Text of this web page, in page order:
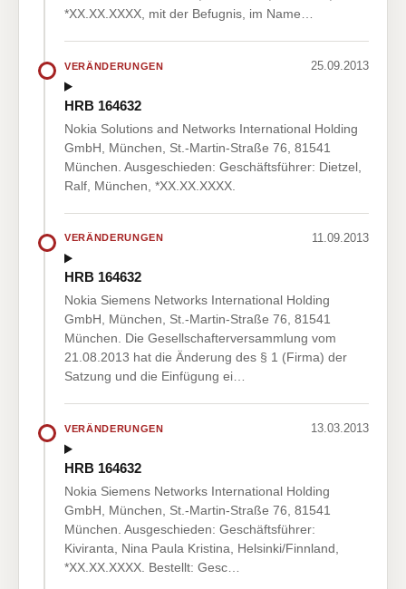
*XX.XX.XXXX, mit der Befugnis, im Name…
VERÄNDERUNGEN 25.09.2013
HRB 164632
Nokia Solutions and Networks International Holding
GmbH, München, St.-Martin-Straße 76, 81541
München. Ausgeschieden: Geschäftsführer: Dietzel,
Ralf, München, *XX.XX.XXXX.
VERÄNDERUNGEN 11.09.2013
HRB 164632
Nokia Siemens Networks International Holding
GmbH, München, St.-Martin-Straße 76, 81541
München. Die Gesellschafterversammlung vom
21.08.2013 hat die Änderung des § 1 (Firma) der
Satzung und die Einfügung ei…
VERÄNDERUNGEN 13.03.2013
HRB 164632
Nokia Siemens Networks International Holding
GmbH, München, St.-Martin-Straße 76, 81541
München. Ausgeschieden: Geschäftsführer:
Kiviranta, Nina Paula Kristina, Helsinki/Finnland,
*XX.XX.XXXX. Bestellt: Gesc…